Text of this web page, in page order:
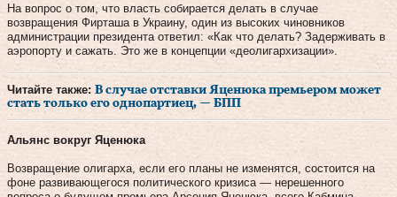
На вопрос о том, что власть собирается делать в случае
возвращения Фирташа в Украину, один из высоких чиновников
администрации президента ответил: «Как что делать? Задерживать в
аэропорту и сажать. Это же в концепции «деолигархизации».
Читайте также: В случае отставки Яценюка премьером может
стать только его однопартиец, — БПП
Альянс вокруг Яценюка
Возвращение олигарха, если его планы не изменятся, состоится на
фоне развивающегося политического кризиса — нерешенного